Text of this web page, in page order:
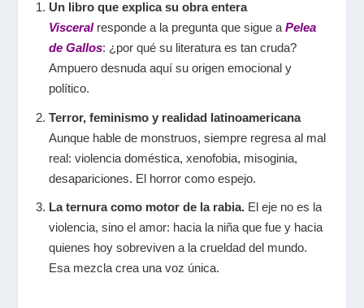
Un libro que explica su obra entera
Visceralresponde a la pregunta que sigue a Pelea
de Gallos: ¿por qué su literatura es tan cruda?
Ampuero desnuda aquí su origen emocional y
político.
Terror, feminismo y realidad latinoamericana
Aunque hable de monstruos, siempre regresa al mal
real: violencia doméstica, xenofobia, misoginia,
desapariciones. El horror como espejo.
La ternura como motor de la rabia. El eje no es la
violencia, sino el amor: hacia la niña que fue y hacia
quienes hoy sobreviven a la crueldad del mundo.
Esa mezcla crea una voz única.